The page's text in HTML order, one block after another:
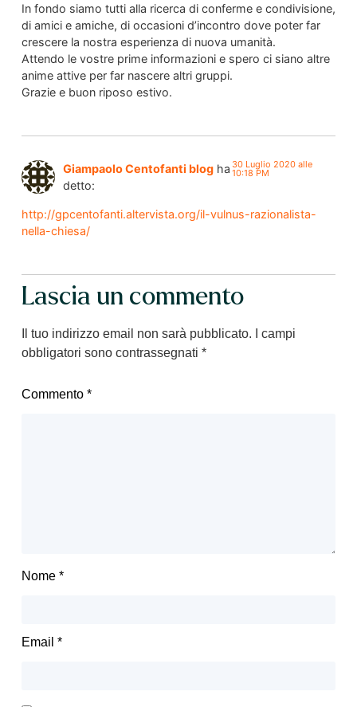
In fondo siamo tutti alla ricerca di conferme e condivisione,
di amici e amiche, di occasioni d’incontro dove poter far
crescere la nostra esperienza di nuova umanità.
Attendo le vostre prime informazioni e spero ci siano altre
anime attive per far nascere altri gruppi.
Grazie e buon riposo estivo.
Giampaolo Centofanti blog ha
detto:
30 Luglio 2020 alle
10:18 PM
http://gpcentofanti.altervista.org/il-vulnus-razionalista-
nella-chiesa/
Lascia un commento
Il tuo indirizzo email non sarà pubblicato.
I campi
obbligatori sono contrassegnati *
Commento *
Nome *
Email *